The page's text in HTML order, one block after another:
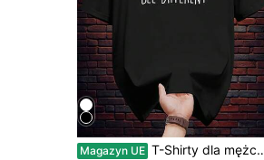
Magazyn UE T-Shirty dla mężczyzn